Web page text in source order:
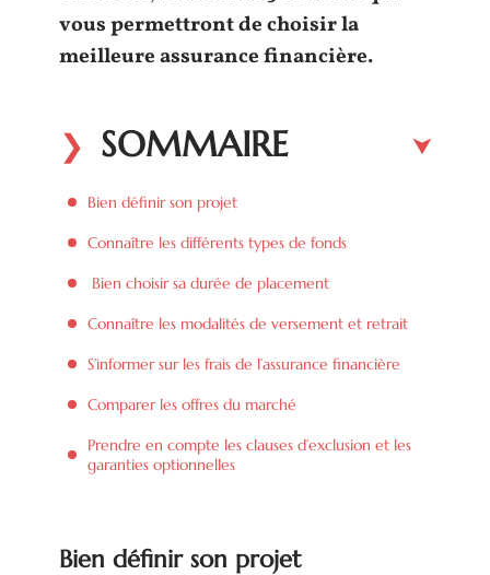
vous permettront de choisir la
meilleure assurance financière.
SOMMAIRE
Bien définir son projet
Connaître les différents types de fonds
Bien choisir sa durée de placement
Connaître les modalités de versement et retrait
S’informer sur les frais de l’assurance financière
Comparer les offres du marché
Prendre en compte les clauses d’exclusion et les
garanties optionnelles
Bien définir son projet